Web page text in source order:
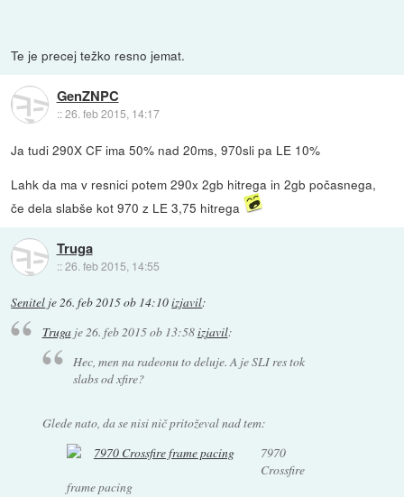
Te je precej težko resno jemat.
GenZNPC
::26. feb 2015, 14:17
Ja tudi 290X CF ima 50% nad 20ms, 970sli pa LE 10%
Lahk da ma v resnici potem 290x 2gb hitrega in 2gb počasnega,
če dela slabše kot 970 z LE 3,75 hitrega
Truga
::26. feb 2015, 14:55
Senitel je26. feb 2015 ob 14:10izjavil:
Trugaje26. feb 2015 ob 13:58izjavil:
Hec, men na radeonu to deluje. A je SLI res tok
slabs od xfire?
Glede nato, da se nisi nič pritoževal nad tem:
7970
Crossfire
frame pacing